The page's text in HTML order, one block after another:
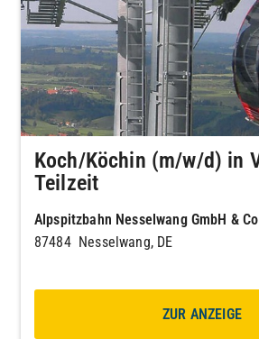
Koch/Köchin (m/w/d) in
Teilzeit
Alpspitzbahn Nesselwang GmbH &
87484 Nesselwang, DE
ZUR ANZEIGE